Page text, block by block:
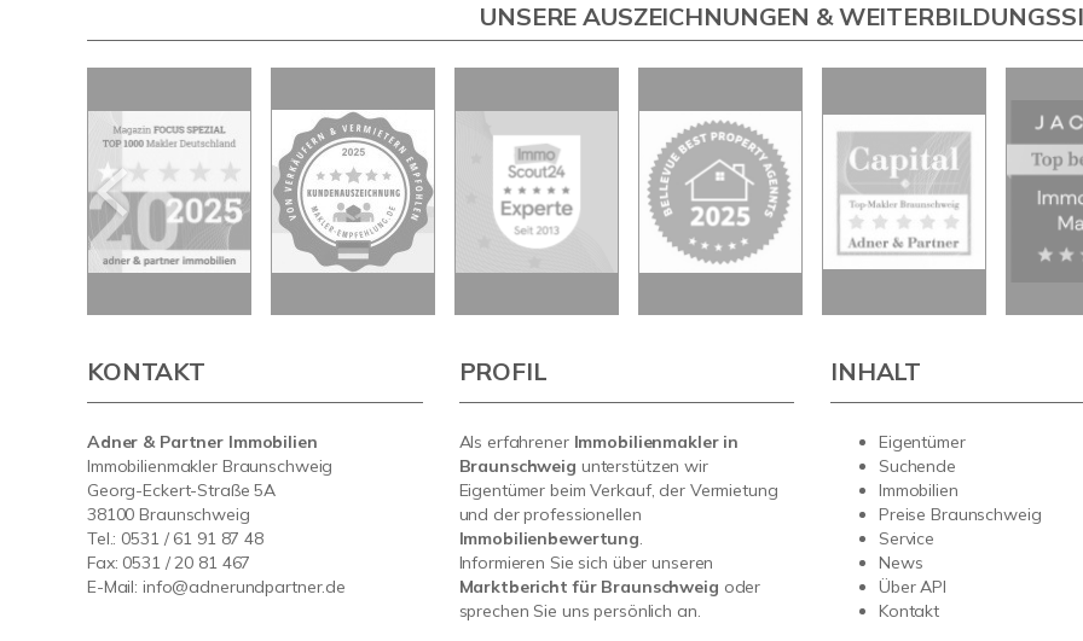
UNSERE AUSZEICHNUNGEN &
KONTAKT
Adner & Partner Immobilien
Immobilienmakler Braunschweig
Georg-Eckert-Straße 5A
38100 Braunschweig
Tel.: 0531 / 61 91 87 48
Fax: 0531 / 20 81 467
E-Mail: info@adnerundpartner.de
PROFIL
Als erfahrener Immobilienmakler in
Braunschweig unterstützen wir
Eigentümer beim Verkauf, der Vermietung
und der professionellen
Immobilienbewertung.
Informieren Sie sich über unseren
Marktbericht für Braunschweig oder
sprechen Sie uns persönlich an.
INHALT
Eigentümer
Suchende
Immobilien
Preise Braunschweig
Service
News
Über API
Kontakt